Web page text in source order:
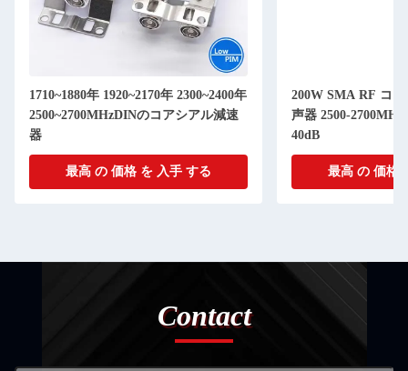
1710~1880年 1920~2170年 2300~2400年
2500~2700MHzDINのコアシアル減速
器
最高 の 価格 を 入手 する
200W SMA RF コ
声器 2500-
40dB
最高 の 価格
Contact